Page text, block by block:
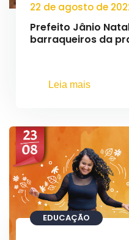
22 de agosto de
Prefeito Jânio
barraqueiros da
Leia mais
EDUCAÇÃO